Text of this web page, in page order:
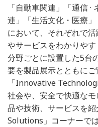
「自動車関連」「通信
連」「生活文化・医療
において、それぞれで
やサービスをわかりや
分野ごとに設置した5台
要を製品展示とともにご
「Innovative
社会や、安全で快適な
品や技術、サービスを
Solutions」コーナーで